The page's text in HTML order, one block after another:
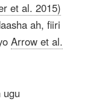
et al. 2015)
ah, fiiri
Arrow et al.
ugu